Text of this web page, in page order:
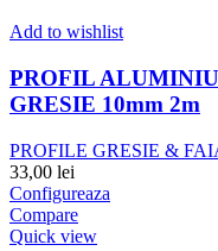
Add to wishlist
PROFIL
GRESIE 10mm 2m
PROFILE GRESIE &
33,00 lei
Configureaza
Compare
Quick view